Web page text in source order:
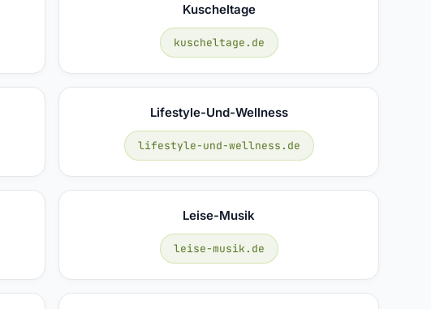
Kuscheltage
kuscheltage.de
Lifestyle-Und-Wellness
lifestyle-und-wellness.de
Leise-Musik
leise-musik.de